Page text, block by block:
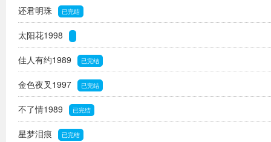
还君明珠 已完结
太阳花1998
佳人有约1989 已完结
金色夜叉1997 已完结
不了情1989 已完结
星梦泪痕 已完结